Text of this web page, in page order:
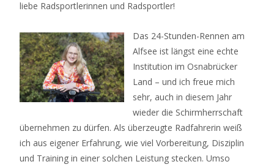
liebe Radsportlerinnen und Radsportler!
Das 24-Stunden-Rennen am
Alfsee ist längst eine echte
Institution im Osnabrücker
Land – und ich freue mich
sehr, auch in diesem Jahr
wieder die Schirmherrschaft
übernehmen zu dürfen. Als überzeugte Radfahrerin weiß
ich aus eigener Erfahrung, wie viel Vorbereitung, Disziplin
und Training in einer solchen Leistung stecken. Umso